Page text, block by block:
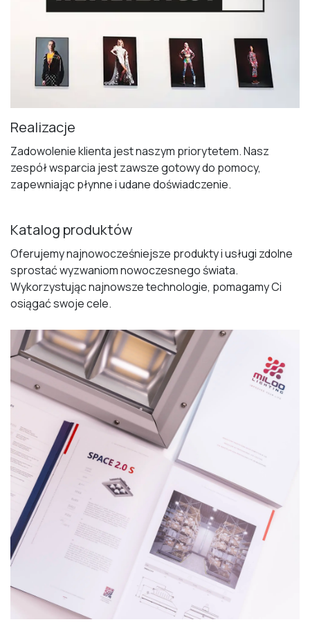
Realizacje
Zadowolenie klienta jest naszym priorytetem. Nasz
zespół wsparcia jest zawsze gotowy do pomocy,
zapewniając płynne i udane doświadczenie.
Katalog produktów
Oferujemy najnowocześniejsze produkty i usługi zdolne
sprostać wyzwaniom nowoczesnego świata.
Wykorzystując najnowsze technologie, pomagamy Ci
osiągać swoje cele.